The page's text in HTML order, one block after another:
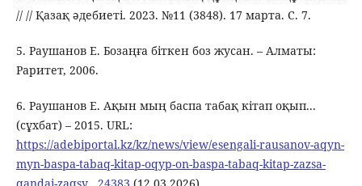
// // Қазақ әдебиеті. 2023. №11 (3848). 17 марта. С. 7.
5. Раушанов Е. Бозаңға біткен боз жусан. – Алматы:
Раритет, 2006.
6. Раушанов Е. Ақын мың баспа табақ кітап оқып...
(сұхбат) – 2015. URL:
https://adebiportal.kz/kz/news/view/esengali-rausanov-aqyn-
myn-baspa-tabaq-kitap-oqyp-on-baspa-tabaq-kitap-zazsa-